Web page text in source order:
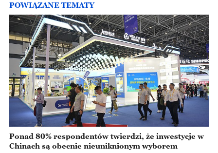
POWIĄZANE TEMATY
Ponad 80% respondentów twierdzi, że inwestycje w
Chinach są obecnie nieuniknionym wyborem